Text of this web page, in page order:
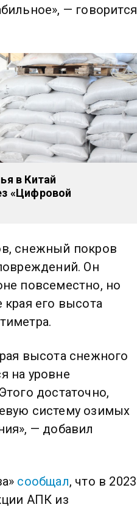
— говорится
в Китай
«Цифровой
снежный покров
Он
повсеместно, но
края его высота
высота снежного
на уровне
достаточно,
систему озимых
— добавил
сообщал, что в 2023
АПК из